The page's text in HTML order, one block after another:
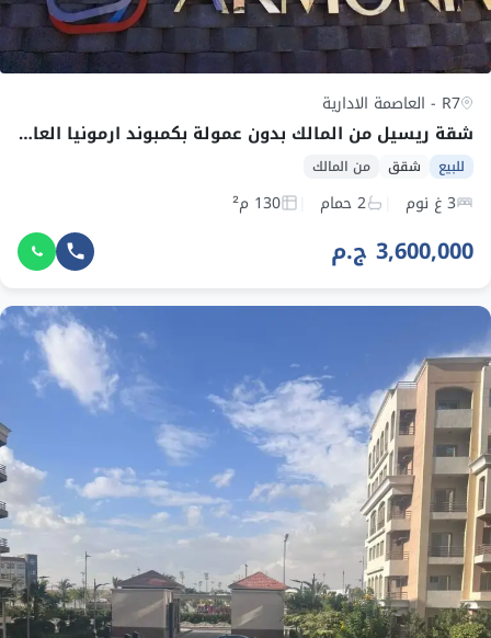
R7 - العاصمة الادارية
شقة ريسيل من المالك بدون عمولة بكمبوند ارمونيا العاصمة الادارية في R7
للبيع شقق من المالك
3 غ نوم 2 حمام 130 م²
3,600,000 ج.م